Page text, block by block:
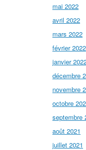
mai 2022
avril 2022
mars 2022
février 2022
janvier
décembre
novembre
octobre
septembre
août 2021
juillet 2021